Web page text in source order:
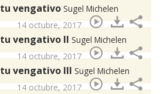
vengativo Sugel Michelen
14 octubre, 2017
vengativo II Sugel Michelen
14 octubre, 2017
vengativo III Sugel Michelen
14 octubre, 2017